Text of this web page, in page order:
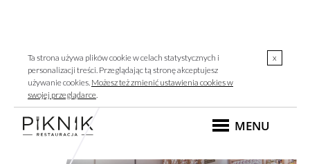
Ta strona używa plików cookie w celach statystycznych i
personalizacji treści. Przeglądając tą stronę akceptujesz
używanie cookies. Możesz też zmienić ustawienia cookies w
swojej przeglądarce.
x
MENU